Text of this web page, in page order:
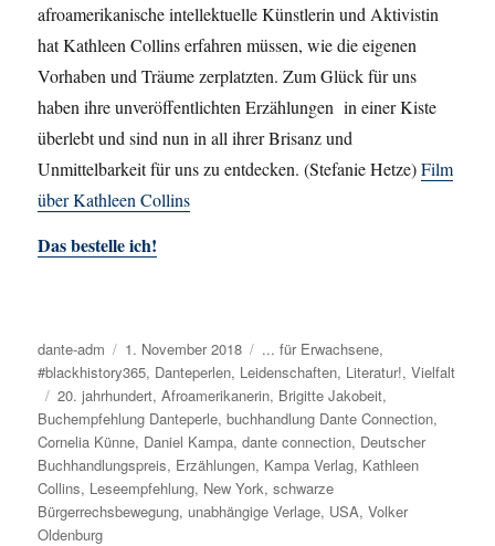
afroamerikanische intellektuelle Künstlerin und Aktivistin
hat Kathleen Collins erfahren müssen, wie die eigenen
Vorhaben und Träume zerplatzten. Zum Glück für uns
haben ihre unveröffentlichten Erzählungen in einer Kiste
überlebt und sind nun in all ihrer Brisanz und
Unmittelbarkeit für uns zu entdecken. (Stefanie Hetze)Film
über Kathleen Collins
Das bestelle ich!
Autor
dante-adm
Veröffentlicht
am
1. November 2018 Kategorien
... für Erwachsene,
#blackhistory365, Danteperlen, Leidenschaften, Literatur!,Vielfalt
Schlagwörter
20. jahrhundert,Afroamerikanerin, Brigitte Jakobeit,
Buchempfehlung Danteperle,buchhandlung Dante Connection,
Cornelia Künne, Daniel Kampa,dante connection, Deutscher
Buchhandlungspreis, Erzählungen, Kampa Verlag, Kathleen
Collins, Leseempfehlung, New York,schwarze
Bürgerrechsbewegung, unabhängige Verlage, USA,Volker
Oldenburg